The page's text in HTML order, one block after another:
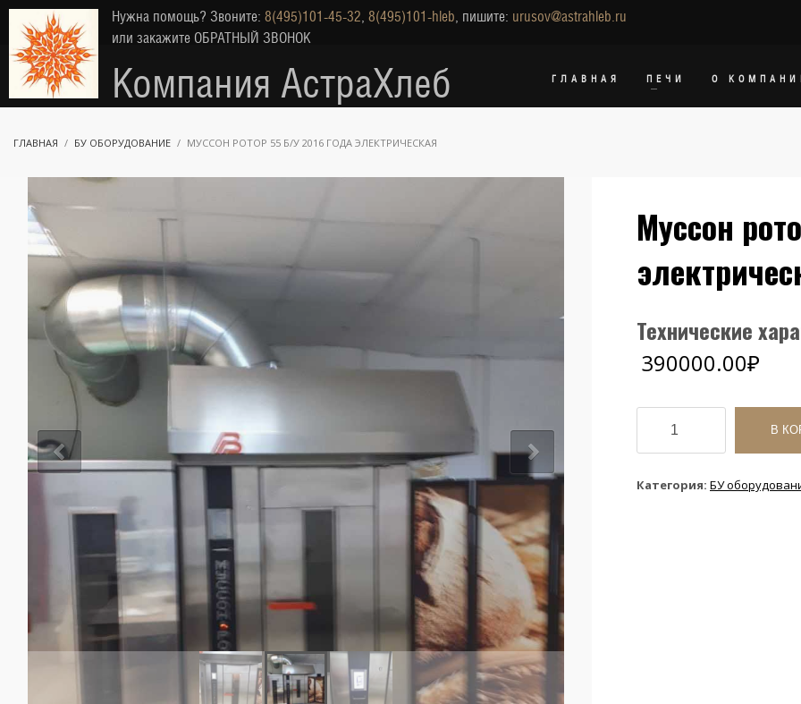
Нужна помощь? Звоните: 8(495)101-45-32, 8(495)101-hleb, пишите: urusov@astrahleb.ru
или закажите ОБРАТНЫЙ ЗВОНОК
Компания АстраХлеб ГЛАВНАЯ ПЕЧИ О
ГЛАВНАЯ БУ ОБОРУДОВАНИЕ МУССОН РОТОР 55 Б/У 2016 ГОДА ЭЛЕКТРИЧЕСКАЯ
Муссон
Технические
390000.00₽
Количество
товара
Муссон
55
В
Категория: БУ